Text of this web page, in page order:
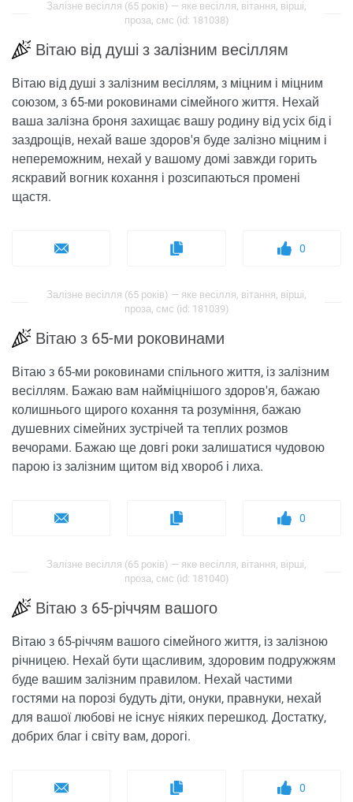
Залізне весілля (65 років) — яке весілля, вітання, вірші,
проза, смс (id: 181038)
Вітаю від душі з залізним весіллям
Вітаю від душі з залізним весіллям, з міцним і міцним
союзом, з 65-ми роковинами сімейного життя. Нехай
ваша залізна броня захищає вашу родину від усіх бід і
заздрощів, нехай ваше здоров'я буде залізно міцним і
непереможним, нехай у вашому домі завжди горить
яскравий вогник кохання і розсипаються промені
щастя.
0
Залізне весілля (65 років) — яке весілля, вітання, вірші,
проза, смс (id: 181039)
Вітаю з 65-ми роковинами
Вітаю з 65-ми роковинами спільного життя, із залізним
весіллям. Бажаю вам найміцнішого здоров'я, бажаю
колишнього щирого кохання та розуміння, бажаю
душевних сімейних зустрічей та теплих розмов
вечорами. Бажаю ще довгі роки залишатися чудовою
парою із залізним щитом від хвороб і лиха.
0
Залізне весілля (65 років) — яке весілля, вітання, вірші,
проза, смс (id: 181040)
Вітаю з 65-річчям вашого
Вітаю з 65-річчям вашого сімейного життя, із залізною
річницею. Нехай бути щасливим, здоровим подружжям
буде вашим залізним правилом. Нехай частими
гостями на порозі будуть діти, онуки, правнуки, нехай
для вашої любові не існує ніяких перешкод. Достатку,
добрих благ і світу вам, дорогі.
0